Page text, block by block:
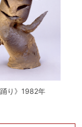
り》1982年